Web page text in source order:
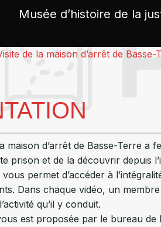
Musée d’histoire de la
de la maison d’arrêt de Basse-
maison d’arrêt de Basse-Terre
prison et de la découvrir depuis
permet d’accéder à
Dans chaque vidéo, un
qu’il y conduit.
est proposée par le bureau
cookies